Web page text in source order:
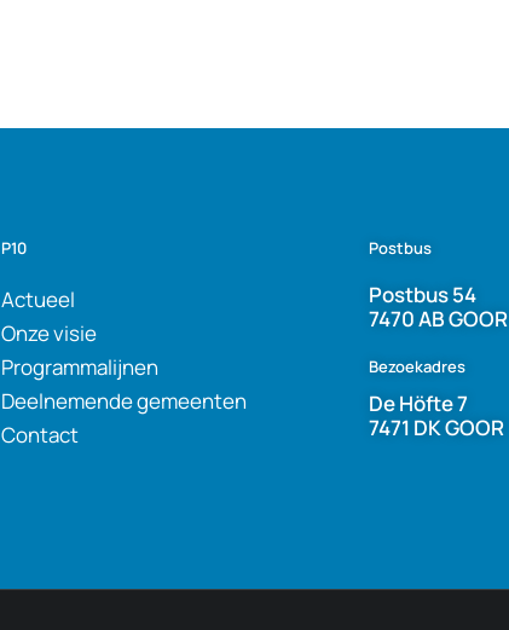
P10
Actueel
Onze visie
Programmalijnen
Deelnemende gemeenten
Contact
Postbus
Postbus 54
7470 AB GOOR
Bezoekadres
De Höfte 7
7471 DK GOOR